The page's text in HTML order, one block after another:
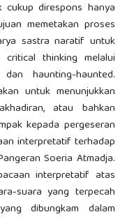
direspons hanya
memetakan proses
sastra naratif untuk
critical thinking melalui
haunting-haunted.
untuk menunjukkan
atau bahkan
kepada pergeseran
interpretatif terhadap
Soeria Atmadja.
interpretatif atas
suara yang terpecah
dibungkam dalam